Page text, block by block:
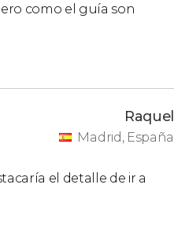
como el guía son
Raquel
Madrid, España
el detalle de ir a